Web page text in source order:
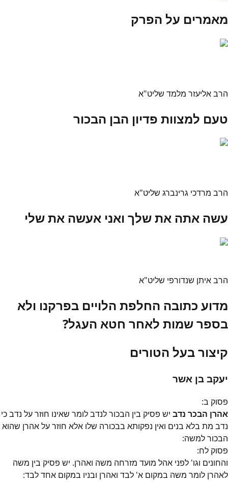
מאמרים על הפרק
הרב אליעזר מלמד שליט"א
טעם למצוות פדיון הבן הבכור
הרב מרדכי גרינברג שליט"א
עשה אתה את שלך ואני אעשה את שלי
הרב איתן שנדורפי שליט"א
מדוע כתובה החלפת הלויים בפרקנו ולא
בספר שמות לאחר חטא העגל?
קיצור בעל הטורים
יעקב בן אשר
פסוק ב:
אהרן הבכר נדב יש פסיק בין הבכור לנדב לומר שאינו חוזר על נדב כי
נדב מת בלא בנים ואין נפקותא בבכורה שלו אלא חוזר על אהרן שהוא
הבכור למשה:
פסוק לח:
והחונים וגו' לפני אהל מועד מזרחה משה ואהרן. יש פסיק בין משה
לאהרן לומר משה במקום א' לבד ואהרן ובניו במקום אחד לבד: